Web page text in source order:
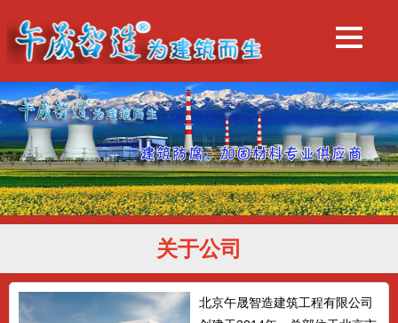
关于公司
北京午晟智造建筑工程有限公司